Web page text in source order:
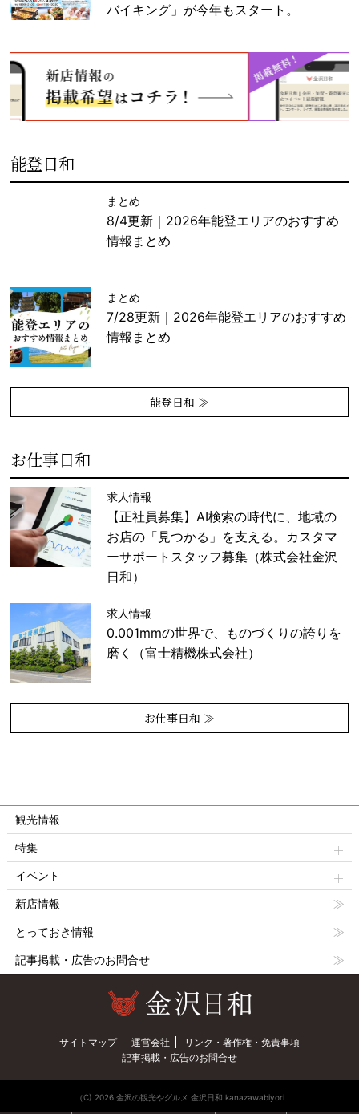
バイキング」が今年もスタート。
能登日和
まとめ
8/4更新｜2026年能登エリアのおすすめ
情報まとめ
まとめ
7/28更新｜2026年能登エリアのおすすめ
情報まとめ
能登日和 ≫
お仕事日和
求人情報
【正社員募集】AI検索の時代に、地域の
お店の「見つかる」を支える。カスタマ
ーサポートスタッフ募集（株式会社金沢
日和）
求人情報
0.001mmの世界で、ものづくりの誇りを
磨く（富士精機株式会社）
お仕事日和 ≫
観光情報
特集
イベント
新店情報
とっておき情報
記事掲載・広告のお問合せ
サイトマップ 運営会社
リンク・著作権・免責事項
記事掲載・広告のお問合せ
（C) 2026 金沢の観光やグルメ 金沢日和 kanazawabiyori